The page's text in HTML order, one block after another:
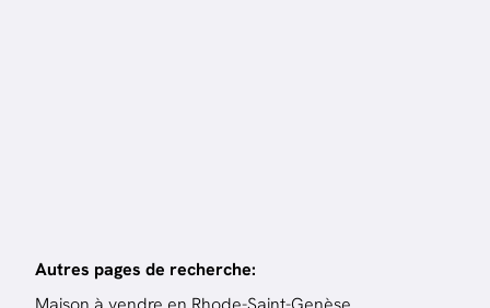
Autres pages de recherche: